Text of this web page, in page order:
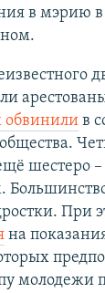
в мэрию
обвинилив
шестеро –
При
на
молодежи